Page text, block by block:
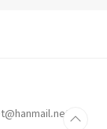
/